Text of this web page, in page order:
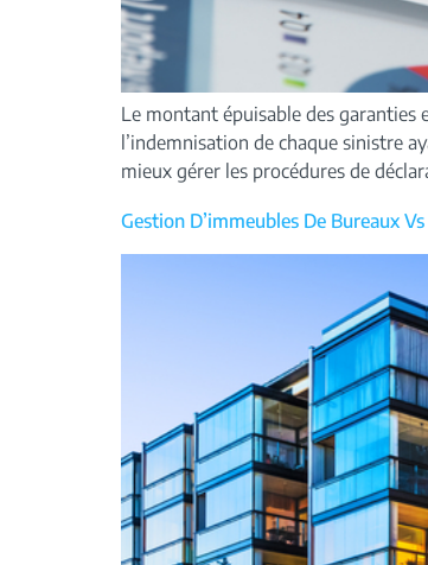
Le montant épuisable des garanties
l’indemnisation de chaque sinistre
mieux gérer les procédures de
Gestion D’immeubles De Bureaux